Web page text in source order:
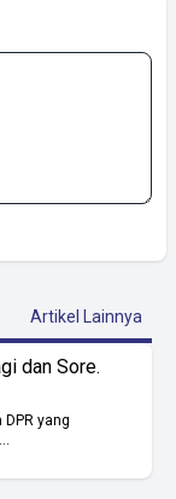
Artikel Lainnya
dan Sore.
yang